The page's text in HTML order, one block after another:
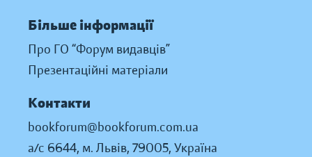
Більше інформації
Про ГО “Форум видавців”
Презентаційні матеріали
Контакти
bookforum@bookforum.com.ua
а/с 6644, м. Львів, 79005, Україна